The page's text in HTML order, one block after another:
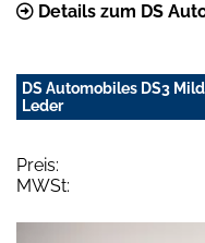
Details zum DS
DS Automobiles DS3
Leder
Preis:
MWSt: